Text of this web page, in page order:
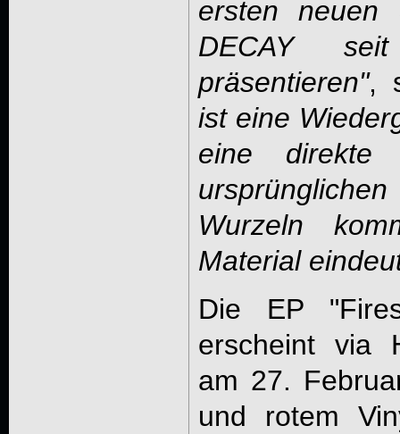
ersten neuen
DECAY
präsentieren",
ist eine
eine direkte
Wurzeln
Material
Die EP
erscheint via
am 27.
und rotem